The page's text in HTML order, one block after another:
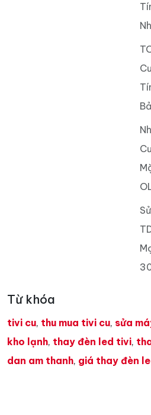
Từ khóa
tivi cu, thu mua tivi cu, sửa
kho lạnh, thay đèn led tivi,
dan am thanh, giá thay đèn